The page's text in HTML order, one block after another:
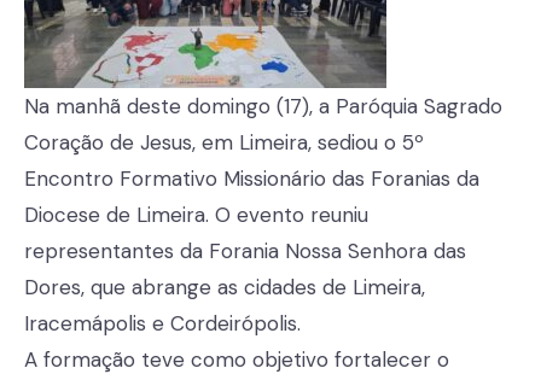
Na manhã deste domingo (17), a Paróquia Sagrado
Coração de Jesus, em Limeira, sediou o 5º
Encontro Formativo Missionário das Foranias da
Diocese de Limeira. O evento reuniu
representantes da Forania Nossa Senhora das
Dores, que abrange as cidades de Limeira,
Iracemápolis e Cordeirópolis.
A formação teve como objetivo fortalecer o